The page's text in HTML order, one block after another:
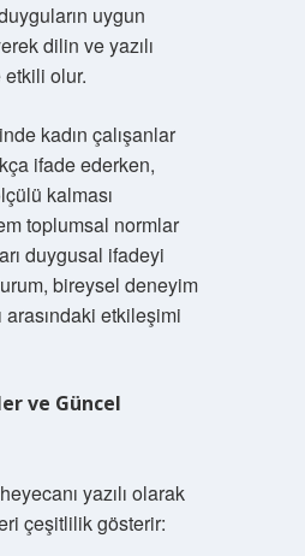
uygun
dilin ve yazılı
olur.
kadın çalışanlar
ifade ederken,
kalması
toplumsal normlar
duygusal ifadeyi
bireysel deneyim
etkileşimi
ve Güncel
yazılı olarak
çeşitlilik gösterir: